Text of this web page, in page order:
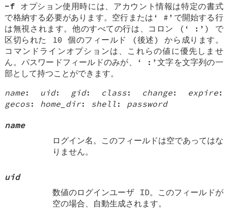
-f オプション使用時には、アカウント情報は特定の書式
で格納する必要があります。空行または‘ # ’で開始する行
は無視されます。他のすべての行は、コロン (‘
: ’) で
区切られた 10 個のフィールド (後述) から成ります。
コマンドラインオプションは、これらの値に優先しませ
ん。パスワードフィールドのみが、‘
: ’文字を文字列の一
部として持つことができます。
name: uid: gid: class: change: expire:
gecos: home_dir: shell : password
name
ログイン名。このフィールドは空であってはな
りません。
uid
数値のログインユーザ ID。このフィールドが
空の場合、自動生成されます。